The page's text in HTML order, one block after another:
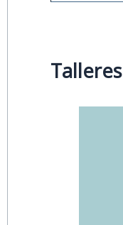
Talleres